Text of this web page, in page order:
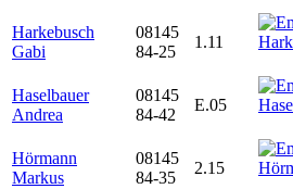
Harkebusch
Gabi
08145
84-25
1.11
Haselbauer
Andrea
08145
84-42
E.05
Hörmann
Markus
08145
84-35
2.15